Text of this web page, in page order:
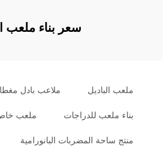
سعر بناء ملعب
ملعب الباديل ملاعب بادل
بناء ملعب للدراجات ملعب
منتج ساحة المضربات البانورامية